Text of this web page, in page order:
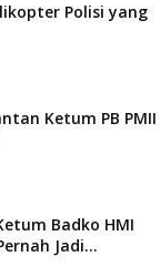
Polisi yang
Ketum PB PMII
Badko HMI
Jadi...